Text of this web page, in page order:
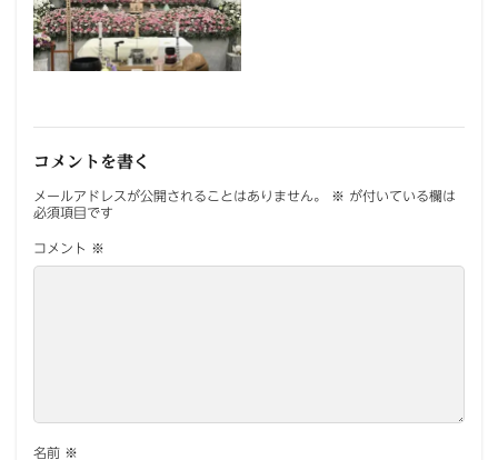
コメントを書く
メールアドレスが公開されることはありません。 ※ が付いている欄は
必須項目です
コメント ※
名前 ※